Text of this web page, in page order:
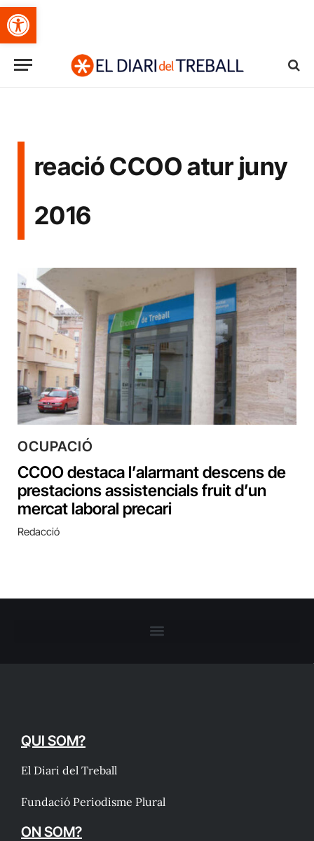
Obre la barra d'eines
reació CCOO atur juny
2016
OCUPACIÓ
CCOO destaca l’alarmant descens de
prestacions assistencials fruit d’un
mercat laboral precari
Redacció
QUI SOM?
El Diari del Treball
Fundació Periodisme Plural
ON SOM?